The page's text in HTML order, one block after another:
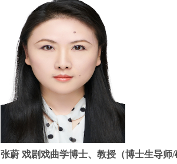
张蔚 戏剧戏曲学博士、教授（博士生导师/